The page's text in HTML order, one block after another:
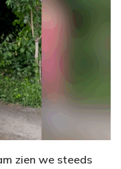
zien we steeds